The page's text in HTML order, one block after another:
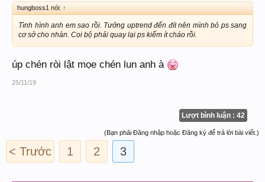
hungboss1 nói: ↑
Tình hình anh em sao rồi. Tưởng uptrend đến đít nên mình bỏ ps sang
cơ sở cho nhàn. Coi bộ phải quay lại ps kiếm ít cháo rồi.
úp chén ròi lật mọe chén lun anh à
25/11/19
Lượt bình luận : 42
(Bạn phải Đăng nhập hoặc Đăng ký để trả lời bài viết.)
< Trước 1 2 3